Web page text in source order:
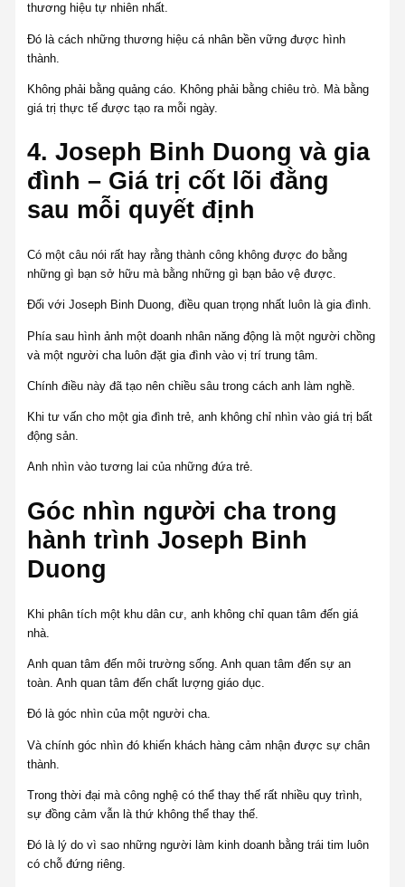
thương hiệu tự nhiên nhất.
Đó là cách những thương hiệu cá nhân bền vững được hình
thành.
Không phải bằng quảng cáo. Không phải bằng chiêu trò. Mà bằng
giá trị thực tế được tạo ra mỗi ngày.
4. Joseph Binh Duong và gia
đình – Giá trị cốt lõi đằng
sau mỗi quyết định
Có một câu nói rất hay rằng thành công không được đo bằng
những gì bạn sở hữu mà bằng những gì bạn bảo vệ được.
Đối với Joseph Binh Duong, điều quan trọng nhất luôn là gia đình.
Phía sau hình ảnh một doanh nhân năng động là một người chồng
và một người cha luôn đặt gia đình vào vị trí trung tâm.
Chính điều này đã tạo nên chiều sâu trong cách anh làm nghề.
Khi tư vấn cho một gia đình trẻ, anh không chỉ nhìn vào giá trị bất
động sản.
Anh nhìn vào tương lai của những đứa trẻ.
Góc nhìn người cha trong
hành trình Joseph Binh
Duong
Khi phân tích một khu dân cư, anh không chỉ quan tâm đến giá
nhà.
Anh quan tâm đến môi trường sống. Anh quan tâm đến sự an
toàn. Anh quan tâm đến chất lượng giáo dục.
Đó là góc nhìn của một người cha.
Và chính góc nhìn đó khiến khách hàng cảm nhận được sự chân
thành.
Trong thời đại mà công nghệ có thể thay thế rất nhiều quy trình,
sự đồng cảm vẫn là thứ không thể thay thế.
Đó là lý do vì sao những người làm kinh doanh bằng trái tim luôn
có chỗ đứng riêng.